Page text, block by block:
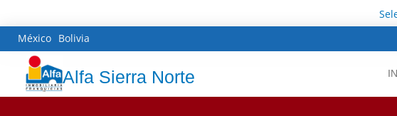
México Bolivia
Alfa Sierra Norte